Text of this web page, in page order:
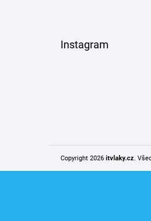
Instagram
Copyright 2026 itvlaky.cz.